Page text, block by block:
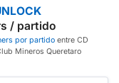
/ partido
por partidoentre CD
Mineros Queretaro